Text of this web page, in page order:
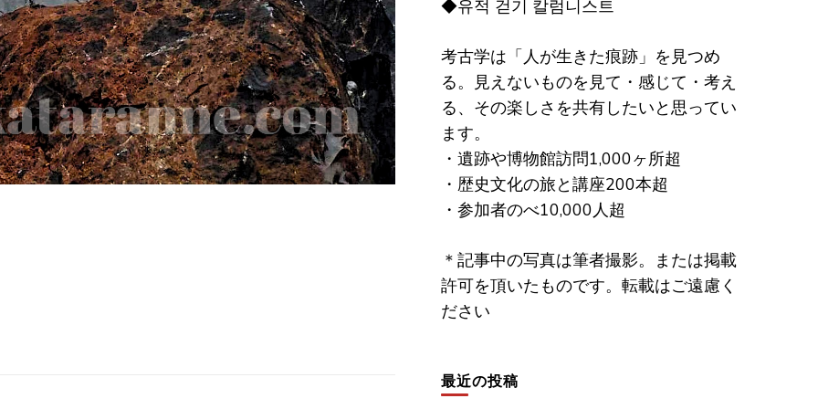
◆유적 걷기 칼럼니스트
考古学は「人が生きた痕跡」を見つめ
る。見えないものを見て・感じて・考え
る、その楽しさを共有したいと思ってい
ます。
・遺跡や博物館訪問1,000ヶ所超
・歴史文化の旅と講座200本超
・参加者のべ10,000人超
＊記事中の写真は筆者撮影。または掲載
許可を頂いたものです。転載はご遠慮く
ださい
最近の投稿